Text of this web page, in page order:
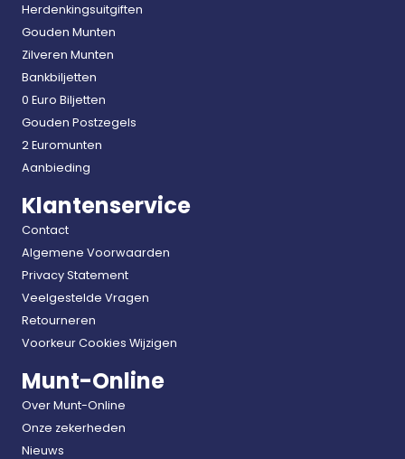
Herdenkingsuitgiften
Gouden Munten
Zilveren Munten
Bankbiljetten
0 Euro Biljetten
Gouden Postzegels
2 Euromunten
Aanbieding
Klantenservice
Contact
Algemene Voorwaarden
Privacy Statement
Veelgestelde Vragen
Retourneren
Voorkeur Cookies Wijzigen
Munt-Online
Over Munt-Online
Onze zekerheden
Nieuws